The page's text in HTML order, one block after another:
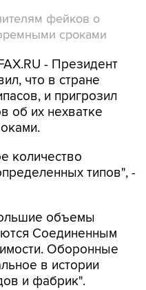
фейков о
сроками
- Президент
что в стране
и пригрозил
об их нехватке
количество
типов", -
объемы
Соединенным
Оборонные
в истории
и фабрик".